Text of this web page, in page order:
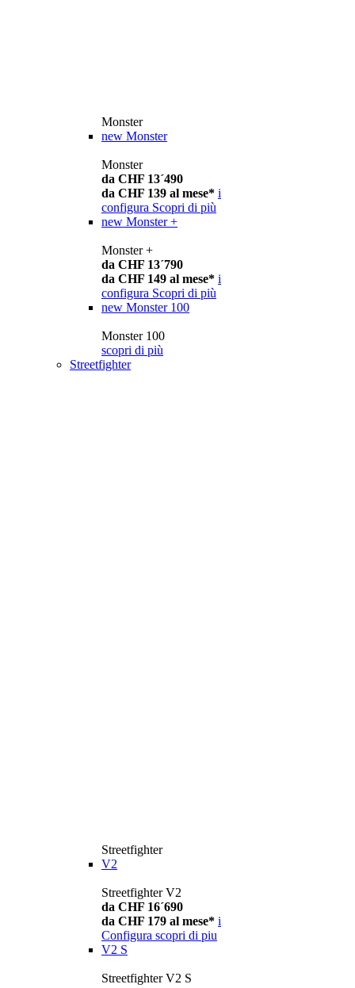
Monster
new Monster
Monster
da CHF 13´490
da CHF 139 al mese* i
configura Scopri di più
new Monster +
Monster +
da CHF 13´790
da CHF 149 al mese* i
configura Scopri di più
new Monster 100
Monster 100
scopri di più
Streetfighter
Streetfighter
V2
Streetfighter V2
da CHF 16´690
da CHF 179 al mese* i
Configura scopri di piu
V2 S
Streetfighter V2 S